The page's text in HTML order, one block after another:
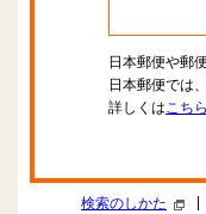
日本郵便や郵
日本郵便では
詳しくはこちら
検索のしかた